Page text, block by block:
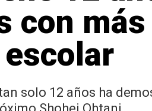
con más
solo 12 años ha